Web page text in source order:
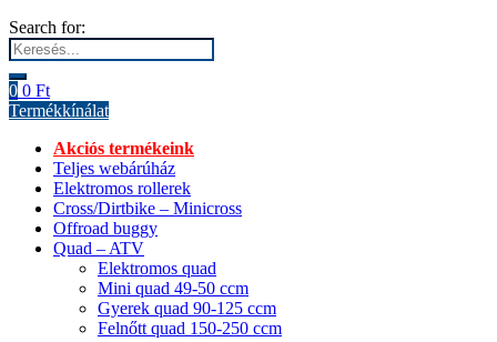
Search for:
0 0 Ft
Termékkínálat
Akciós termékeink
Teljes webárúház
Elektromos rollerek
Cross/Dirtbike – Minicross
Offroad buggy
Quad – ATV
Elektromos quad
Mini quad 49-50 ccm
Gyerek quad 90-125 ccm
Felnőtt quad 150-250 ccm